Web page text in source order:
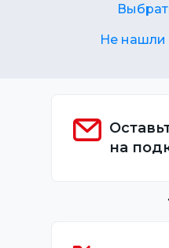
Не нашли
на